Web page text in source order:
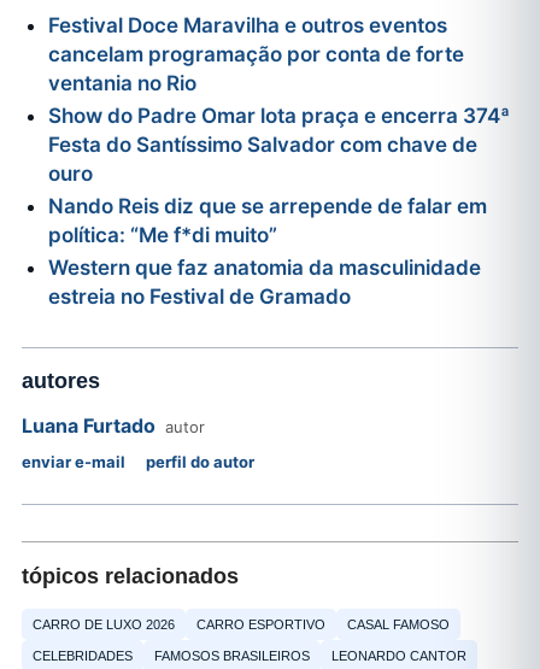
Festival Doce Maravilha e outros eventos
cancelam programação por conta de forte
ventania no Rio
Show do Padre Omar lota praça e encerra 374ª
Festa do Santíssimo Salvador com chave de
ouro
Nando Reis diz que se arrepende de falar em
política: “Me f*di muito”
Western que faz anatomia da masculinidade
estreia no Festival de Gramado
autores
Luana Furtado autor
enviar e-mail
perfil do autor
tópicos relacionados
CARRO DE LUXO 2026 CARRO ESPORTIVO CASAL FAMOSO
CELEBRIDADES FAMOSOS BRASILEIROS LEONARDO CANTOR